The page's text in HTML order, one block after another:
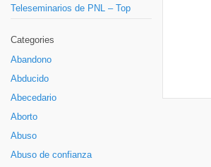
Teleseminarios de PNL – Top
Categories
Abandono
Abducido
Abecedario
Aborto
Abuso
Abuso de confianza